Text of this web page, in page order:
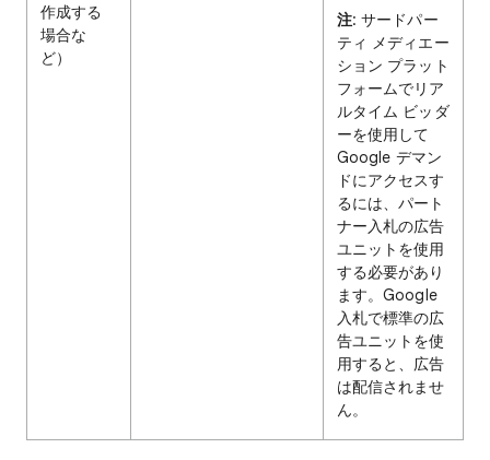
作成する
場合な
ど）
注: サードパー
ティ メディエー
ション プラット
フォームでリア
ルタイム ビッダ
ーを使用して
Google デマン
ドにアクセスす
るには、パート
ナー入札の広告
ユニットを使用
する必要があり
ます。Google
入札で標準の広
告ユニットを使
用すると、広告
は配信されませ
ん。